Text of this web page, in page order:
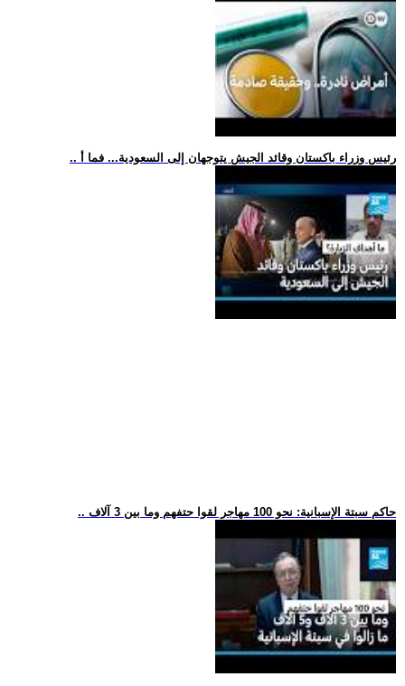
.. رئيس وزراء باكستان وقائد الجيش يتوجهان إلى السعودية... فما أ
.. حاكم سبتة الإسبانية: نحو 100 مهاجر لقوا حتفهم وما بين 3 آلاف